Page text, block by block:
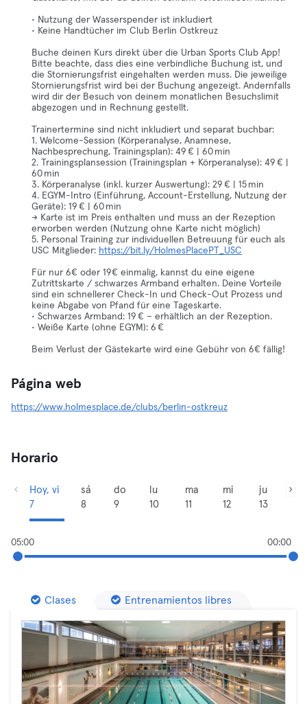
• Nutzung der Wasserspender ist inkludiert
• Keine Handtücher im Club Berlin Ostkreuz
Buche deinen Kurs direkt über die Urban Sports Club App!
Bitte beachte, dass dies eine verbindliche Buchung ist, und
die Stornierungsfrist eingehalten werden muss. Die jeweilige
Stornierungsfrist wird bei der Buchung angezeigt. Andernfalls
wird dir der Besuch von deinem monatlichen Besuchslimit
abgezogen und in Rechnung gestellt.
Trainertermine sind nicht inkludiert und separat buchbar:
1. Welcome-Session (Körperanalyse, Anamnese,
Nachbesprechung, Trainingsplan): 49 € | 60 min
2. Trainingsplansession (Trainingsplan + Körperanalyse): 49 € |
60 min
3. Körperanalyse (inkl. kurzer Auswertung): 29 € | 15 min
4. EGYM-Intro (Einführung, Account-Erstellung, Nutzung der
Geräte): 19 € | 60 min
→ Karte ist im Preis enthalten und muss an der Rezeption
erworben werden (Nutzung ohne Karte nicht möglich)
5. Personal Training zur individuellen Betreuung für euch als
USC Mitglieder: https://bit.ly/HolmesPlacePT_USC
Für nur 6€ oder 19€ einmalig, kannst du eine eigene
Zutrittskarte / schwarzes Armband erhalten. Deine Vorteile
sind ein schnellerer Check-In und Check-Out Prozess und
keine Abgabe von Pfand für eine Tageskarte.
• Schwarzes Armband: 19 € – erhältlich an der Rezeption.
• Weiße Karte (ohne EGYM): 6 €
Beim Verlust der Gästekarte wird eine Gebühr von 6€ fällig!
Página web
https://www.holmesplace.de/clubs/berlin-ostkreuz
Horario
Hoy, vi
7
sá
8
do
9
lu
10
ma
11
mi
12
ju
13
05:00 00:00
Clases Entrenamientos libres